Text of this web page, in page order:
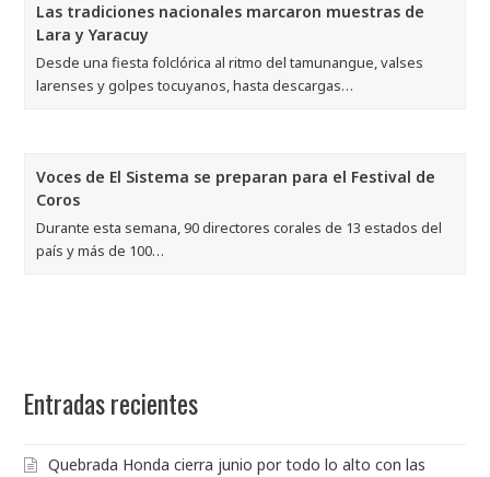
Las tradiciones nacionales marcaron muestras de
Lara y Yaracuy
Desde una fiesta folclórica al ritmo del tamunangue, valses
larenses y golpes tocuyanos, hasta descargas…
Voces de El Sistema se preparan para el Festival de
Coros
Durante esta semana, 90 directores corales de 13 estados del
país y más de 100…
Entradas recientes
Quebrada Honda cierra junio por todo lo alto con las